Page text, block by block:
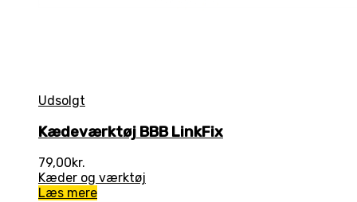
Udsolgt
Kædeværktøj BBB LinkFix
79,00kr.
Kæder og værktøj
Læs mere